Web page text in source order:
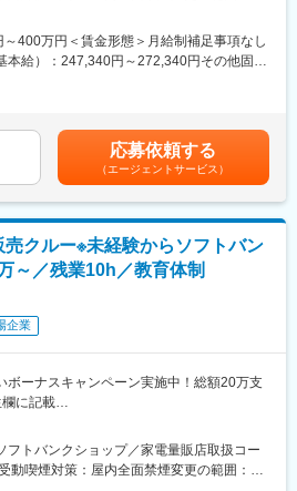
らうイメージです。（ビジネスホテルのよ
インフラエンジニアへ
されるデータセンター・通信インフラ分野
るコア技術を基礎から習得できます。設備
に直接携わるため、社会インフラを支えて
。
100％出資の安定した経営基盤を持ちま
推進を支える事業を通じて、社会に欠かせ
構築。AI・IoTなど最先端技術を活用し、
める業務
日／年間100名以上の正社員化実績有の
ライム上場
した商材・各サービスの提案等を担当頂き
：POP作成）
画
た各種プロモーション
立ち振る舞い等、実務に基づいた丁寧な指
から学んでいただきます。
(OJT)研修や先輩社員とのロールプレイン
を通して、着実に成長できる環境をご用意
～400万円＜賃金形態＞月給制補足事項なし
本給）：247,340円～272,340円その他固定
ます。月給(月額)は固定手当を含めた表記で
応募依頼する
（エージェントサービス）
クルー※未経験からソフトバン
～／残業10h／教育体制
企業
ーナスキャンペーン実施中！総額20万支
に記載
備／平均残10h／年間休日123日／正社員登
の正社員化実績)があり、総合職として通信
フトバンクショップ／家電量販店取扱コー
動喫煙対策：屋内全面禁煙変更の範囲：本